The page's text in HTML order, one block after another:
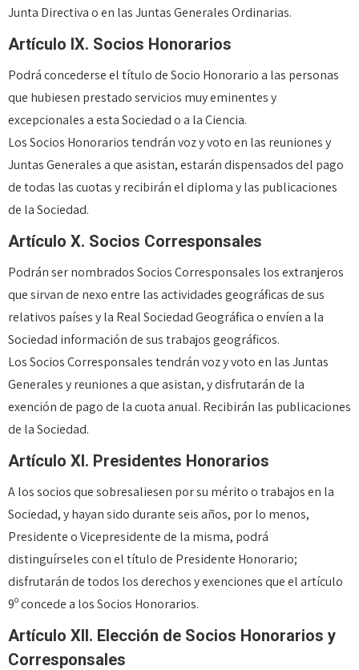
Junta Directiva o en las Juntas Generales Ordinarias.
Artículo IX. Socios Honorarios
Podrá concederse el título de Socio Honorario a las personas
que hubiesen prestado servicios muy eminentes y
excepcionales a esta Sociedad o a la Ciencia.
Los Socios Honorarios tendrán voz y voto en las reuniones y
Juntas Generales a que asistan, estarán dispensados del pago
de todas las cuotas y recibirán el diploma y las publicaciones
de la Sociedad.
Artículo X. Socios Corresponsales
Podrán ser nombrados Socios Corresponsales los extranjeros
que sirvan de nexo entre las actividades geográficas de sus
relativos países y la Real Sociedad Geográfica o envíen a la
Sociedad información de sus trabajos geográficos.
Los Socios Corresponsales tendrán voz y voto en las Juntas
Generales y reuniones a que asistan, y disfrutarán de la
exención de pago de la cuota anual. Recibirán las publicaciones
de la Sociedad.
Artículo XI. Presidentes Honorarios
A los socios que sobresaliesen por su mérito o trabajos en la
Sociedad, y hayan sido durante seis años, por lo menos,
Presidente o Vicepresidente de la misma, podrá
distinguírseles con el título de Presidente Honorario;
disfrutarán de todos los derechos y exenciones que el artículo
9º concede a los Socios Honorarios.
Artículo XII. Elección de Socios Honorarios y
Corresponsales